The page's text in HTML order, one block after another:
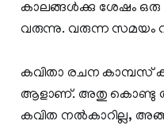
കാലങ്ങള്‍ക്കു ശേഷം
വരുന്നു. വരുന്ന സമയം
കവിതാ രചന കാമ്പസ്
ആളാണ്. അതു കൊണ്ടു
കവിത നല്‍കാറില്ല,